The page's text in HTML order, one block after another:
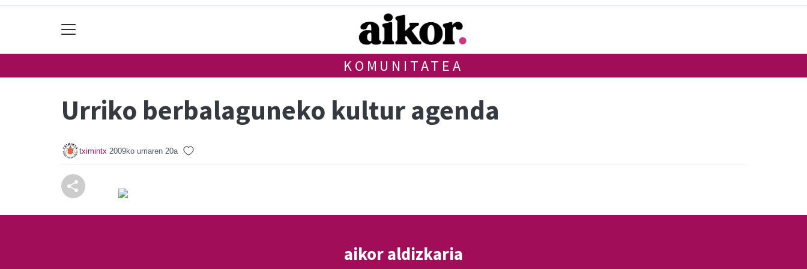
KOMUNITATEA
Urriko berbalaguneko kultur agenda
tximintx 2009ko urriaren 20a
aikor aldizkaria